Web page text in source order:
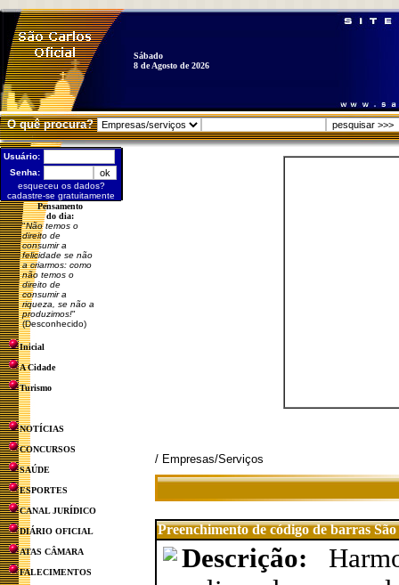
Sábado
8 de Agosto de 2026
O quê procura?
Usuário:
Senha:
esqueceu os dados?
cadastre-se gratuitamente
Pensamento
do dia:
"Não temos o
direito de
consumir a
felicidade se não
a criarmos: como
não temos o
direito de
consumir a
riqueza, se não a
produzimos!"
(Desconhecido)
Inicial
A Cidade
Turismo
NOTÍCIAS
CONCURSOS
SAÚDE
ESPORTES
CANAL JURÍDICO
DIÁRIO OFICIAL
ATAS CÂMARA
FALECIMENTOS
/ Empresas/Serviços
Preenchimento de código de barras
Descrição: